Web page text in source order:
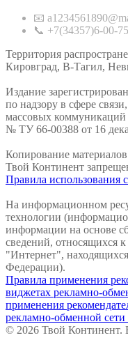
📧
📞 +7(34357)6-00-75
Территория
Кировград, В-Тагил,
Издание
по надзору в сфере
массовых
№ ТУ 66-00388 от 16
Копирование
Твой Континент
Правила использования
На информационном
технологии
информации на основе
сведений, относящихся
"Интернет",
Федерации).
Правила применения
виджетах рекламно-
применения
рекламно-обменной
© 2026 Твой Континент.